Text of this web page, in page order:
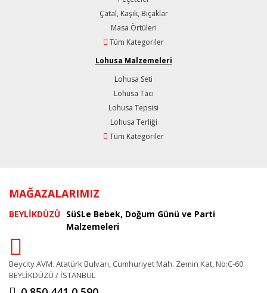
Çatal, Kaşık, Bıçaklar
Masa Örtüleri
Tüm Kategoriler
Lohusa Malzemeleri
Lohusa Seti
Lohusa Tacı
Lohusa Tepsisi
Lohusa Terliği
Tüm Kategoriler
MAĞAZALARIMIZ
BEYLİKDÜZÜ SüSLe Bebek, Doğum Günü ve Parti
Malzemeleri
Beycity AVM. Atatürk Bulvarı, Cumhuriyet Mah. Zemin Kat, No:C-60
BEYLİKDÜZÜ / İSTANBUL